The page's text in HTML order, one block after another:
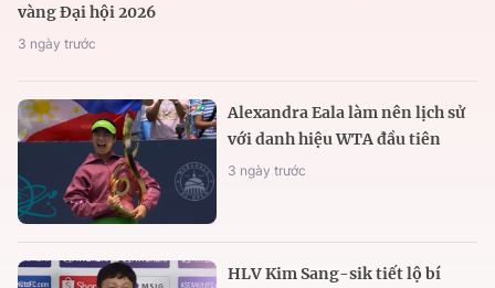
vàng Đại hội 2026
3 ngày trước
Alexandra Eala làm nên lịch sử
với danh hiệu WTA đầu tiên
3 ngày trước
HLV Kim Sang-sik tiết lộ bí